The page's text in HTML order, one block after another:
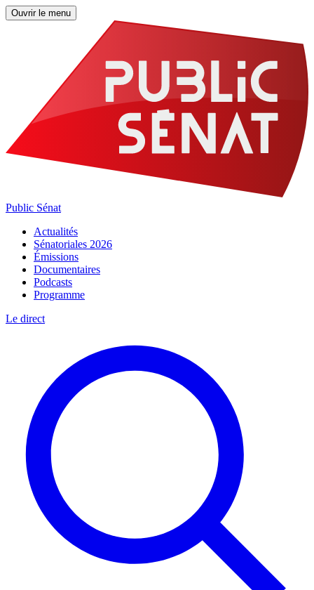
Ouvrir le menu
Public Sénat
Actualités
Sénatoriales 2026
Émissions
Documentaires
Podcasts
Programme
Le direct